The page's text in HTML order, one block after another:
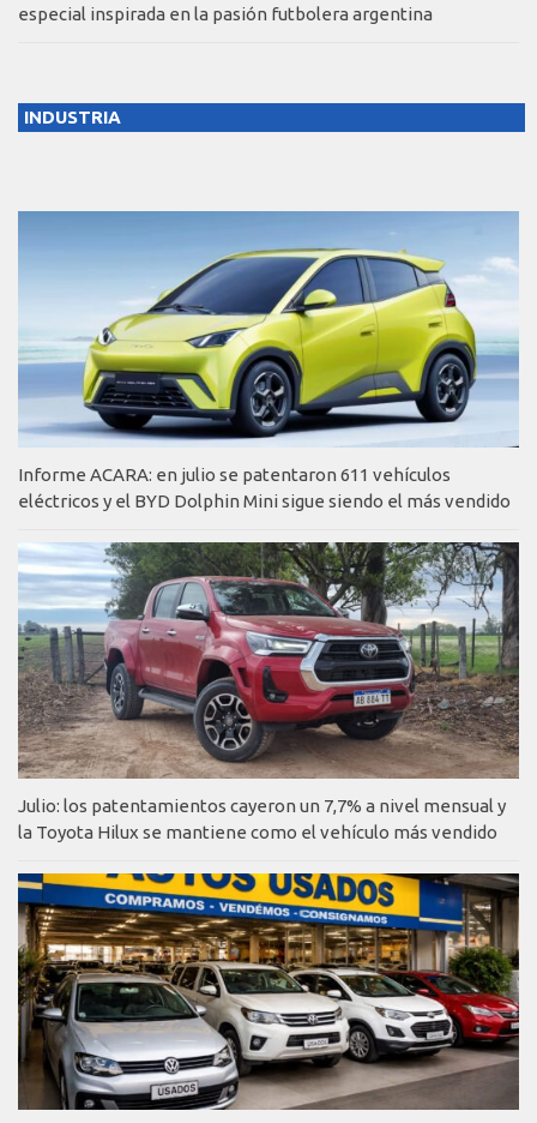
especial inspirada en la pasión futbolera argentina
INDUSTRIA
Informe ACARA: en julio se patentaron 611 vehículos
eléctricos y el BYD Dolphin Mini sigue siendo el más vendido
Julio: los patentamientos cayeron un 7,7% a nivel mensual y
la Toyota Hilux se mantiene como el vehículo más vendido